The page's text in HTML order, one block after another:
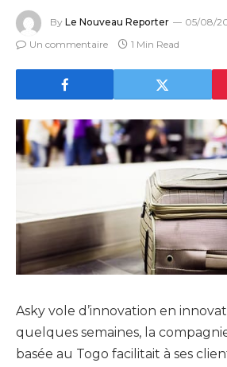
By Le Nouveau Reporter
05/08/
Un commentaire
1 Min Read
Asky vole d’innovation en
quelques semaines, la
basée au Togo facilitait à ses